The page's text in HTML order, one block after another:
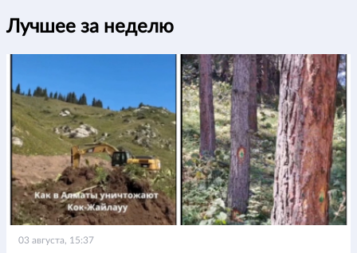
Лучшее за неделю
03 августа, 15:37